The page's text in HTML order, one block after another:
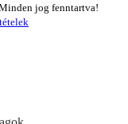
jog fenntartva!